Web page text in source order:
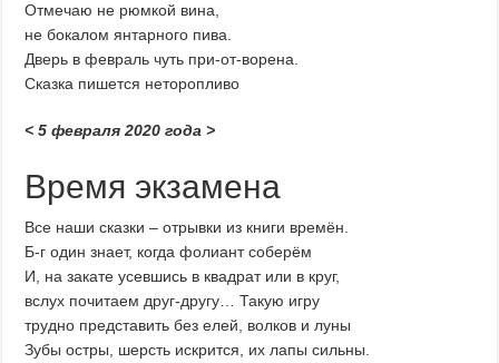
Отмечаю не рюмкой вина,
не бокалом янтарного пива.
Дверь в февраль чуть при-от-ворена.
Сказка пишется неторопливо
< 5 февраля 2020 года >
Время экзамена
Все наши сказки – отрывки из книги времён.
Б-г один знает, когда фолиант соберём
И, на закате усевшись в квадрат или в круг,
вслух почитаем друг-другу… Такую игру
трудно представить без елей, волков и луны
Зубы остры, шерсть искрится, их лапы сильны.